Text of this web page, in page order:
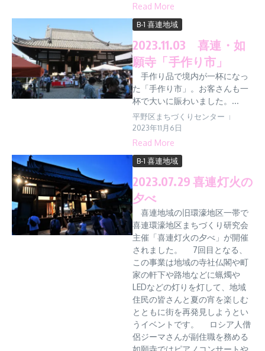
Read More
B-1 喜連地域
2023.11.03 喜連・如
願寺「手作り市」
手作り品で境内が一杯になっ
た「手作り市」。お客さんも一
杯で大いに賑わいました。...
平野区まちづくりセンター
2023年11月6日
Read More
B-1 喜連地域
2023.07.29 喜連灯火の
夕べ
喜連地域の旧環濠地区一帯で
喜連環濠地区まちづくり研究会
主催「喜連灯火の夕べ」が開催
されました。 7回目となる、
この事業は地域の寺社仏閣や町
家の軒下や路地などに蝋燭や
LEDなどの灯りを灯して、地域
住民の皆さんと夏の宵を楽しむ
とともに街を再発見しようとい
うイベントです。 ロシア人僧
侶ジーマさんが副住職を務める
如願寺ではピアノコンサートや